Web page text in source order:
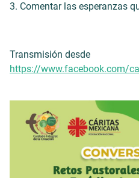
3. Comentar las esperanzas
Transmisión desde
https://www.facebook.com/